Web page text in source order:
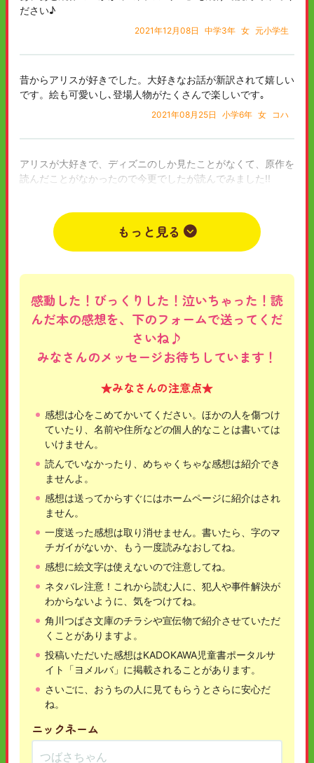
ださい♪
2021年12月08日 中学3年 女 元小学生
昔からアリスが好きでした。大好きなお話が新訳されて嬉しい
です。絵も可愛いし､登場人物がたくさんで楽しいです｡
2021年08月25日 小学6年 女 コハ
アリスが大好きで、ディズニのしか見たことがなくて、原作を
読んだことがなかったので今更でしたが読んでみました!!
みなさんも一度読んでみてはいかがでしょうか？オススメで
2020年07月23日 中学1年 女 ちぇしゃ
もっと見る
感動した！びっくりした！泣いちゃった！読
んだ本の感想を、下のフォームで送ってくだ
さいね♪
みなさんのメッセージお待ちしています！
★みなさんの注意点★
感想は心をこめてかいてください。ほかの人を傷つけ
ていたり、名前や住所などの個人的なことは書いては
いけません。
読んでいなかったり、めちゃくちゃな感想は紹介でき
ませんよ。
感想は送ってからすぐにはホームページに紹介はされ
ません。
一度送った感想は取り消せません。書いたら、字のマ
チガイがないか、もう一度読みなおしてね。
感想に絵文字は使えないので注意してね。
ネタバレ注意！これから読む人に、犯人や事件解決が
わからないように、気をつけてね。
角川つばさ文庫のチラシや宣伝物で紹介させていただ
くことがありますよ。
投稿いただいた感想はKADOKAWA児童書ポータルサ
イト「ヨメルバ」に掲載されることがあります。
さいごに、おうちの人に見てもらうとさらに安心だ
ね。
ニックネーム